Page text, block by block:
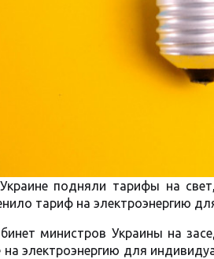
подняли тарифы на
тариф на электроэнергию
министров Украины на
на электроэнергию для